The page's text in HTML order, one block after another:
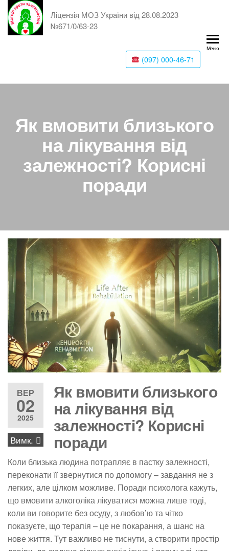
Ліцензія МОЗ України від 28.08.2023
№671/0/63-23
(097) 000-46-71
Меню
Як вмовити близького
на лікування від
залежності? Корисні
поради
ВЕР
02
2025
Вимк.
Як вмовити близького
на лікування від
залежності? Корисні
поради
Коли близька людина потрапляє в пастку залежності,
переконати її звернутися по допомогу – завдання не з
легких, але цілком можливе. Поради психолога кажуть,
що вмовити алкоголіка лікуватися можна лише тоді,
коли ви говорите без осуду, з любов’ю та чітко
показуєте, що терапія – це не покарання, а шанс на
нове життя. Тут важливо не тиснути, а створити простір